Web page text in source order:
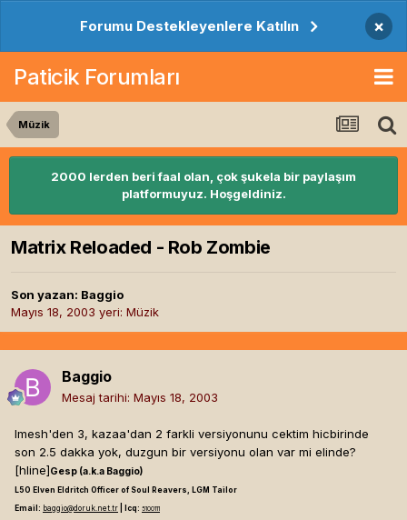
Forumu Destekleyenlere Katılın ×
Paticik Forumları
Müzik
2000 lerden beri faal olan, çok şukela bir paylaşım
platformuyuz. Hoşgeldiniz.
Matrix Reloaded - Rob Zombie
Son yazan: Baggio
Mayıs 18, 2003 yeri: Müzik
Baggio
Mesaj tarihi: Mayıs 18, 2003
Imesh'den 3, kazaa'dan 2 farkli versiyonunu cektim hicbirinde
son 2.5 dakka yok, duzgun bir versiyonu olan var mi elinde?
[hline]Gesp (a.k.a Baggio)
L50 Elven Eldritch Officer of Soul Reavers, LGM Tailor
Email: baggio@doruk.net.tr | Icq: 5100111